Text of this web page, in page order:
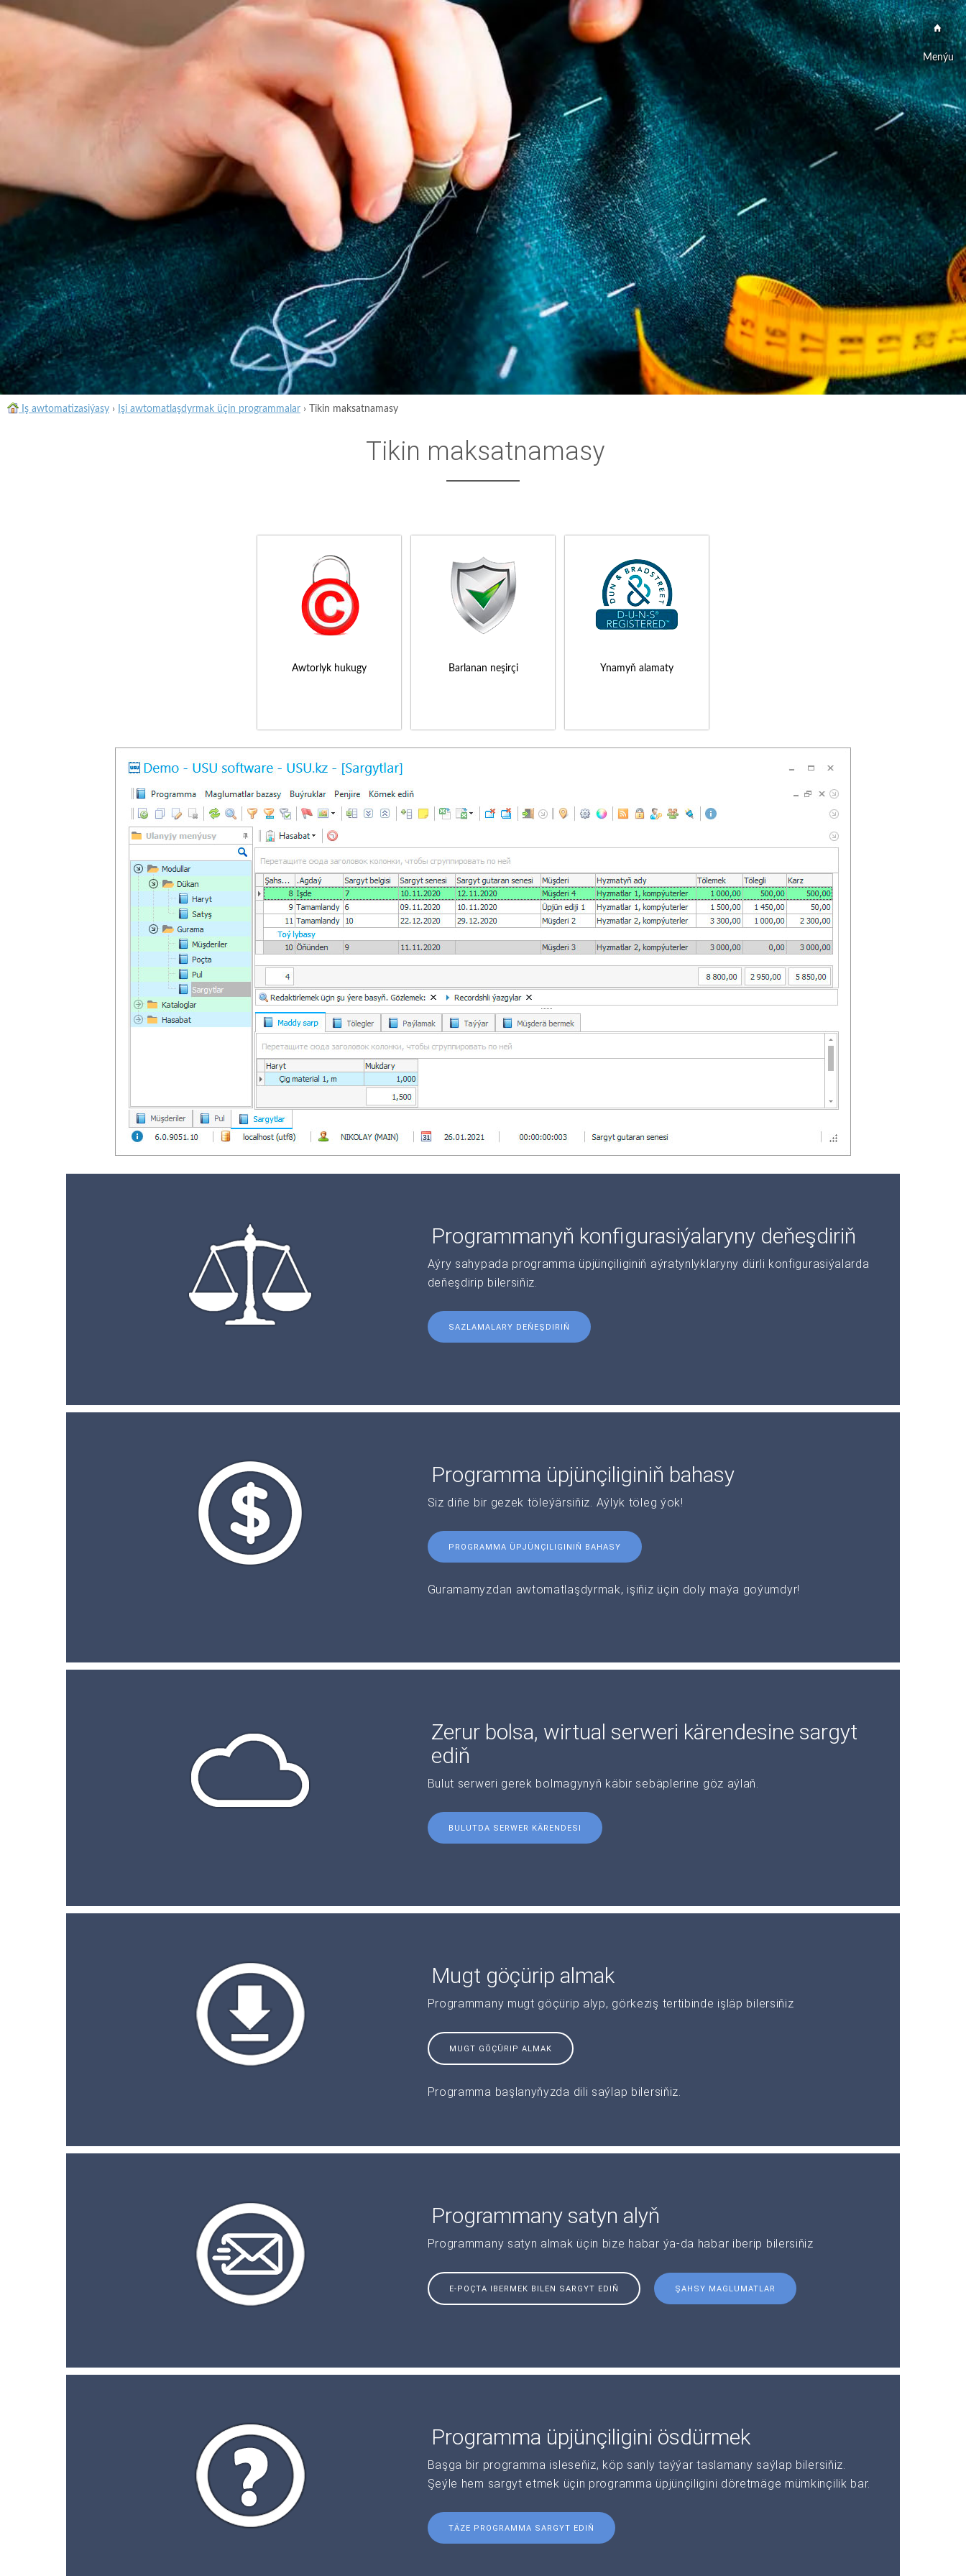
Menýu
Iş awtomatizasiýasy › Işi awtomatlaşdyrmak üçin programmalar › Tikin maksatnamasy
Tikin maksatnamasy
Awtorlyk hukugy Barlanan neşirçi Ynamyň alamaty
Programmanyň konfigurasiýalaryny deňeşdiriň
Aýry sahypada programma üpjünçiliginiň aýratynlyklaryny dürli konfigurasiýalarda
deňeşdirip bilersiňiz.
SAZLAMALARY DEŇEŞDIRIŇ
Programma üpjünçiliginiň bahasy
Siz diňe bir gezek töleýärsiňiz. Aýlyk töleg ýok!
PROGRAMMA ÜPJÜNÇILIGINIŇ BAHASY
Guramamyzdan awtomatlaşdyrmak, işiňiz üçin doly maýa goýumdyr!
Zerur bolsa, wirtual serweri kärendesine sargyt
ediň
Bulut serweri gerek bolmagynyň käbir sebäplerine göz aýlaň.
BULUTDA SERWER KÄRENDESI
Mugt göçürip almak
Programmany mugt göçürip alyp, görkeziş tertibinde işläp bilersiňiz
MUGT GÖÇÜRIP ALMAK
Programma başlanyňyzda dili saýlap bilersiňiz.
Programmany satyn alyň
Programmany satyn almak üçin bize habar ýa-da habar iberip bilersiňiz
E-POÇTA IBERMEK BILEN SARGYT EDIŇ ŞAHSY MAGLUMATLAR
Programma üpjünçiligini ösdürmek
Başga bir programma isleseňiz, köp sanly taýýar taslamany saýlap bilersiňiz.
Şeýle hem sargyt etmek üçin programma üpjünçiligini döretmäge mümkinçilik bar.
TÄZE PROGRAMMA SARGYT EDIŇ